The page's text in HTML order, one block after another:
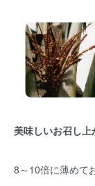
美味しいお召し上
8～10倍に薄めて